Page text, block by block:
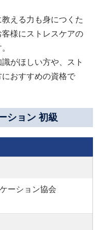
える力も身につくた
様にストレスケアの
がほしい方や、スト
おすすめの資格で
ション 初級
ーション協会